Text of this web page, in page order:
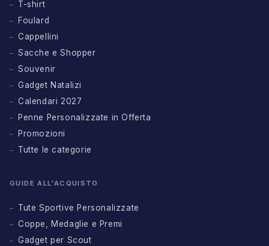
T-shirt
Foulard
Cappellini
Sacche e Shopper
Souvenir
Gadget Natalizi
Calendari 2027
Penne Personalizzate in Offerta
Promozioni
Tutte le categorie
GUIDE ALL'ACQUISTO
Tute Sportive Personalizzate
Coppe, Medaglie e Premi
Gadget per Scout